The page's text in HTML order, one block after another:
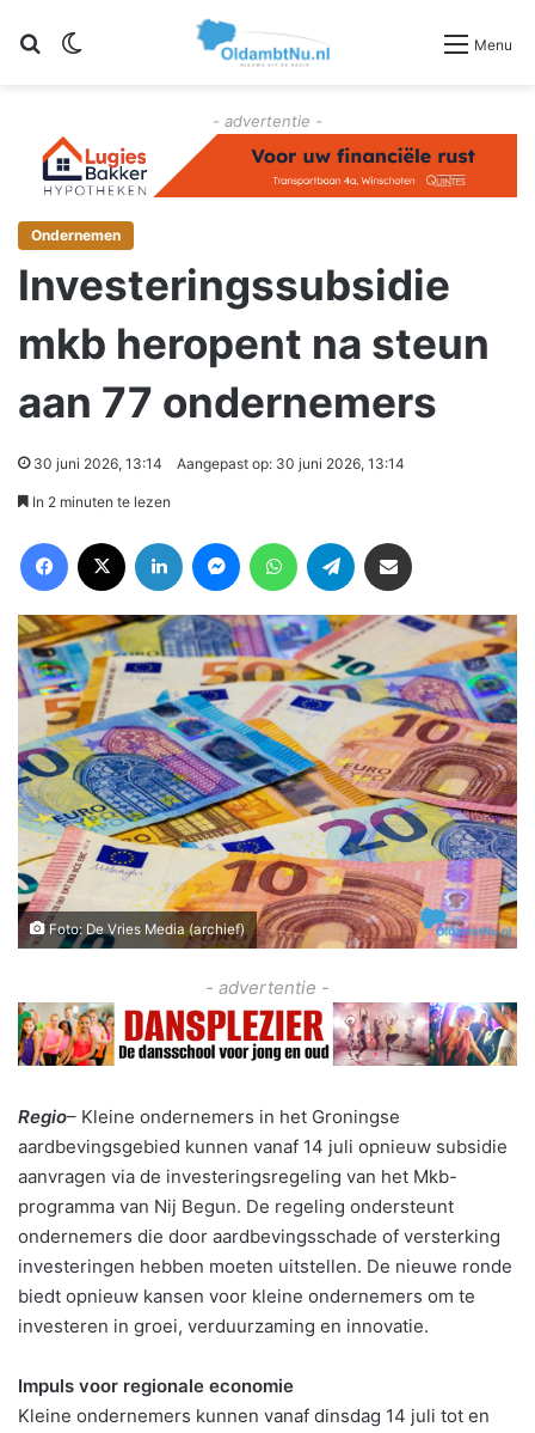
Zoeken Menu
- advertentie -
Ondernemen
Investeringssubsidie
mkb heropent na steun
aan 77 ondernemers
30 juni 2026, 13:14 Aangepast op: 30 juni 2026, 13:14
In 2 minuten te lezen
Foto: De Vries Media (archief)
- advertentie -
Regio– Kleine ondernemers in het Groningse
aardbevingsgebied kunnen vanaf 14 juli opnieuw subsidie
aanvragen via de investeringsregeling van het Mkb-
programma van Nij Begun. De regeling ondersteunt
ondernemers die door aardbevingsschade of versterking
investeringen hebben moeten uitstellen. De nieuwe ronde
biedt opnieuw kansen voor kleine ondernemers om te
investeren in groei, verduurzaming en innovatie.
Impuls voor regionale economie
Kleine ondernemers kunnen vanaf dinsdag 14 juli tot en